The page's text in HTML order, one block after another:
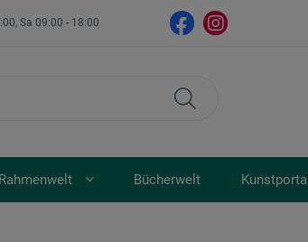
Sa 09:00 - 18:00
Rahmenwelt Bücherwelt Kunstportal